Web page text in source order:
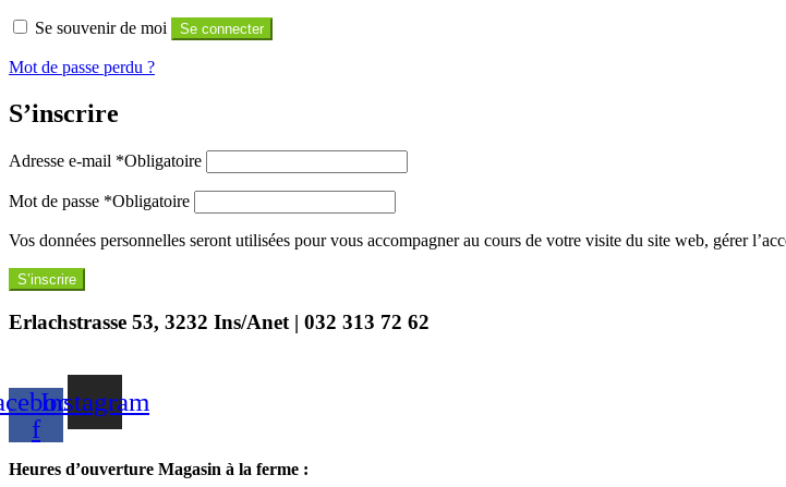
Se souvenir de moi Se connecter
Mot de passe perdu ?
S’inscrire
Adresse e-mail *Obligatoire
Mot de passe *Obligatoire
Vos données personnelles seront utilisées pour vous accompagner au cours de votre visite du site web, gérer
S’inscrire
Erlachstrasse 53, 3232 Ins/Anet | 032 313 72 62
f
Instagram
Heures d’ouverture Magasin à la ferme :